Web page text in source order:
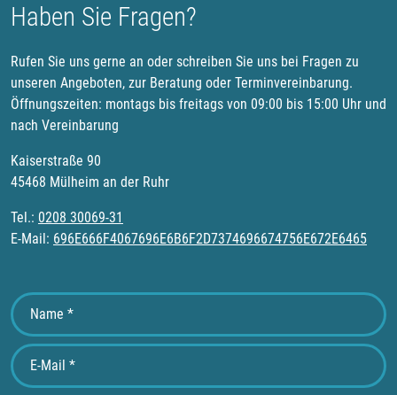
Haben Sie Fragen?
Rufen Sie uns gerne an oder schreiben Sie uns bei Fragen zu
unseren Angeboten, zur Beratung oder Terminvereinbarung.
Öffnungszeiten: montags bis freitags von 09:00 bis 15:00 Uhr und
nach Vereinbarung
Kaiserstraße 90
45468 Mülheim an der Ruhr
Tel.: 0208 30069-31
E-Mail: 696E666F4067696E6B6F2D7374696674756E672E6465